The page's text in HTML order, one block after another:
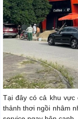
Tại đây có cả khu vực
thảnh thơi ngồi nhâm